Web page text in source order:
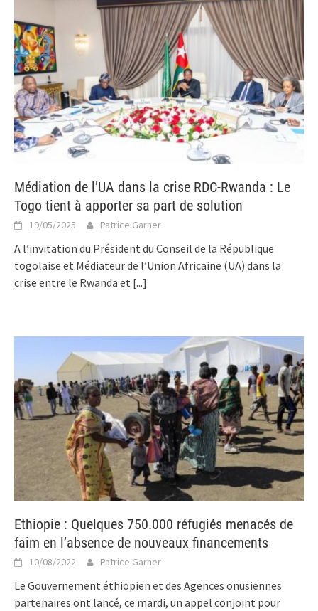
Médiation de l’UA dans la crise RDC-Rwanda : Le
Togo tient à apporter sa part de solution
19/05/2025 Patrice Garner
A l’invitation du Président du Conseil de la République
togolaise et Médiateur de l’Union Africaine (UA) dans la
crise entre le Rwanda et [...]
Ethiopie : Quelques 750.000 réfugiés menacés de
faim en l’absence de nouveaux financements
10/08/2022 Patrice Garner
Le Gouvernement éthiopien et des Agences onusiennes
partenaires ont lancé, ce mardi, un appel conjoint pour